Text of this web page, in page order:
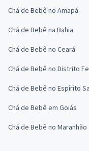
Chá de Bebê no Amapá
Chá de Bebê na Bahia
Chá de Bebê no Ceará
Chá de Bebê no Distrito
Chá de Bebê no Espírito
Chá de Bebê em Goiás
Chá de Bebê no Maranhão